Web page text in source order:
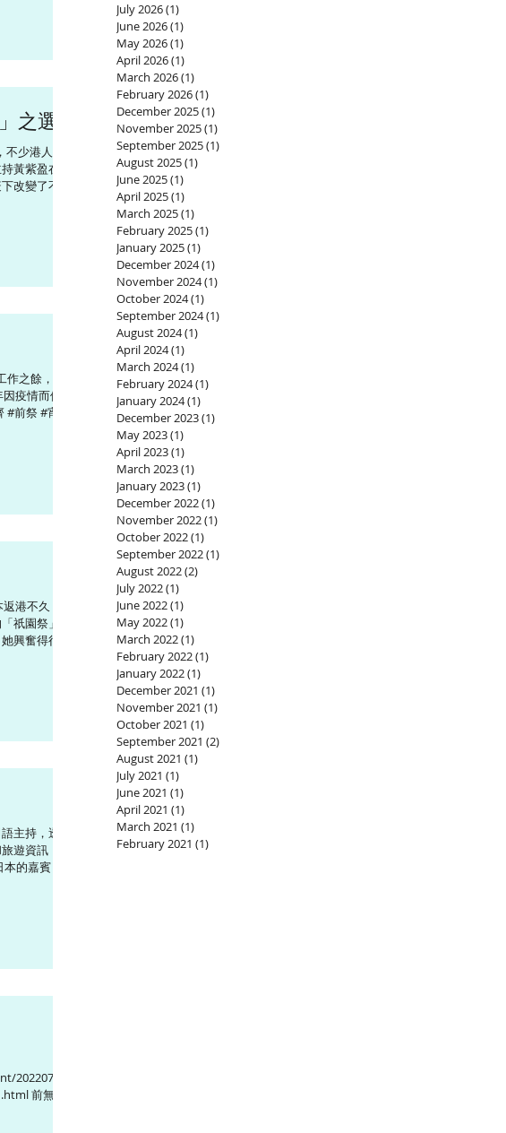
之選
少港人都
黃紫盈在疫
改變了不
之餘，參
前祭 #宵山
港不久，近
祇園祭」，
興奮得行足
主持，透過
遊資訊，齊
的嘉賓，聽
20220704/
前無綫
July 2026(1)
June 2026(1)
May 2026(1)
April 2026(1)
March 2026(1)
February 2026(1)
December 2025(1)
November 2025(1)
September 2025(1)
August 2025(1)
June 2025(1)
April 2025(1)
March 2025(1)
February 2025(1)
January 2025(1)
December 2024(1)
November 2024(1)
October 2024(1)
September 2024(1)
August 2024(1)
April 2024(1)
March 2024(1)
February 2024(1)
January 2024(1)
December 2023(1)
May 2023(1)
April 2023(1)
March 2023(1)
January 2023(1)
December 2022(1)
November 2022(1)
October 2022(1)
September 2022(1)
August 2022(2)
July 2022(1)
June 2022(1)
May 2022(1)
March 2022(1)
February 2022(1)
January 2022(1)
December 2021 (1)
November 2021 (1)
October 2021 (1)
September 2021 (2)
August 2021 (1)
July 2021 (1)
June 2021 (1)
April 2021 (1)
March 2021 (1)
February 2021 (1)